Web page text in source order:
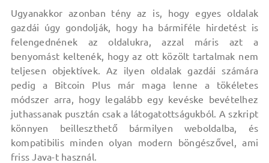
Ugyanakkor azonban tény az is, hogy egyes oldalak
gazdái úgy gondolják, hogy ha bármiféle hirdetést is
felengednének az oldalukra, azzal máris azt a
benyomást keltenék, hogy az ott közölt tartalmak nem
teljesen objektívek. Az ilyen oldalak gazdái számára
pedig a Bitcoin Plus már maga lenne a tökéletes
módszer arra, hogy legalább egy kevéske bevételhez
juthassanak pusztán csak a látogatottságukból. A szkript
könnyen beilleszthető bármilyen weboldalba, és
kompatibilis minden olyan modern böngészővel, ami
friss Java-t használ.